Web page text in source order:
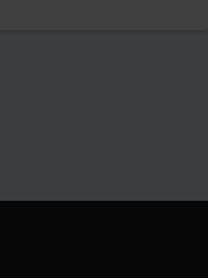
i będziesz mógł prowadzić